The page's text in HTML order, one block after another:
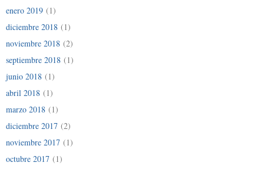
enero 2019 (1)
diciembre 2018 (1)
noviembre 2018 (2)
septiembre 2018 (1)
junio 2018 (1)
abril 2018 (1)
marzo 2018 (1)
diciembre 2017 (2)
noviembre 2017 (1)
octubre 2017 (1)